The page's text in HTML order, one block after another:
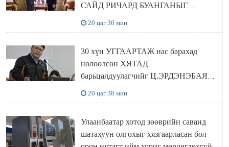
САЙД РИЧАРД БУАНГАНЫГ
20 цаг 30 мин
30 хүн УГГААРТАЖ нас барахад
нөлөөлсөн ХЯТАД
барьцалдуулагчийг Ц.ЭРДЭНЭБАЯР
20 цаг 38 мин
Улаанбаатар хотод зөөврийн саванд
шатахуун олгохыг хязгаарласан бол